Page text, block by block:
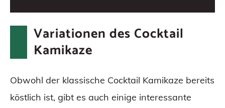
Variationen des Cocktail
Kamikaze
Obwohl der klassische Cocktail Kamikaze bereits
köstlich ist, gibt es auch einige interessante